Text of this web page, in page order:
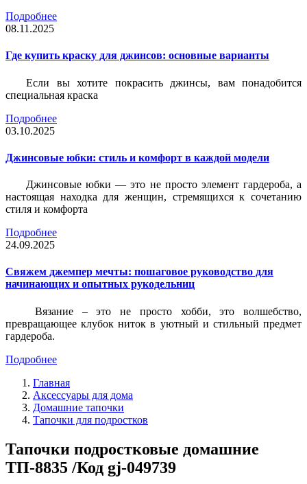
Подробнее
08.11.2025
Где купить краску для джинсов: основные варианты
Если вы хотите покрасить джинсы, вам понадобится
специальная краска
Подробнее
03.10.2025
Джинсовые юбки: стиль и комфорт в каждой модели
Джинсовые юбки — это не просто элемент гардероба, а
настоящая находка для женщин, стремящихся к сочетанию
стиля и комфорта
Подробнее
24.09.2025
Свяжем джемпер мечты: пошаговое руководство для
начинающих и опытных рукодельниц
Вязание – это не просто хобби, это волшебство,
превращающее клубок ниток в уютный и стильный предмет
гардероба.
Подробнее
Главная
Аксессуары для дома
Домашние тапочки
Тапочки для подростков
Тапочки подростковые домашние
ТП-8835 /Код gj-049739